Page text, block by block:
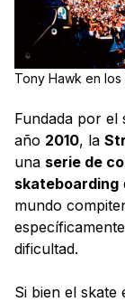
Tony Hawk en los
Fundada por el
año 2010, la
una serie de
skateboarding
mundo
dificultad.
Si bien el skate